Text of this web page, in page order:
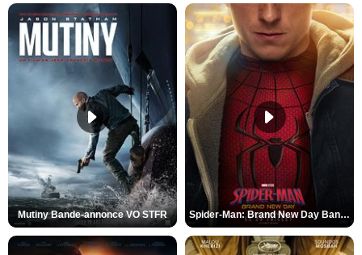
Mutiny Bande-annonce VO STFR Spider-Man: Brand New Day Bande-annonce VO STFR